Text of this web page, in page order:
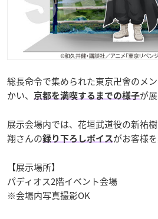
総長命令で集められた東京卍會のメ
かい、
京都を満喫するまでの様子が
展示会場内では、花垣武道役の新祐
翔さんの録り下ろしボイス がお客様
【展示場所】
パディオス2階イベント会場
※会場内写真撮影OK